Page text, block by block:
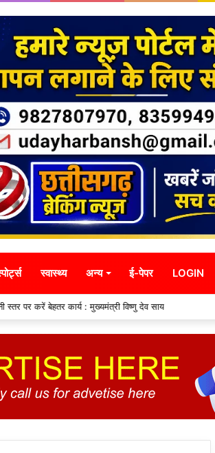
स्वास्थ्य अन्य ई-पेपर LOGIN
स्तर पर करें बेहतर कार्य : मुख्यमंत्री विष्णु देव साय